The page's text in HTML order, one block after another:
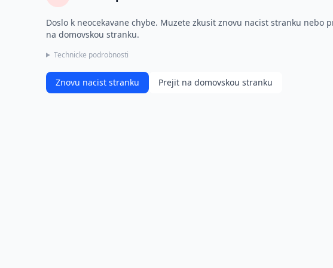
Doslo k neocekavane chybe. Muzete zkusit znovu nacist stranku nebo
na domovskou stranku.
Technicke podrobnosti
Znovu nacist stranku Prejit na domovskou stranku